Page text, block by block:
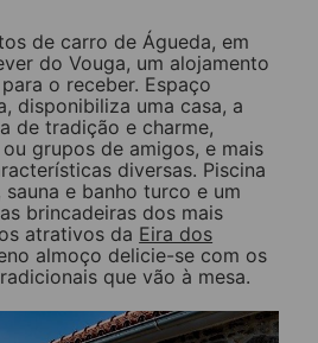
de carro de Águeda, em
do Vouga, um alojamento
o receber. Espaço
disponibiliza uma casa, a
de tradição e charme,
grupos de amigos, e mais
diversas. Piscina
e banho turco e um
brincadeiras dos mais
atrativos da Eira dos
almoço delicie-se com os
que vão à mesa.